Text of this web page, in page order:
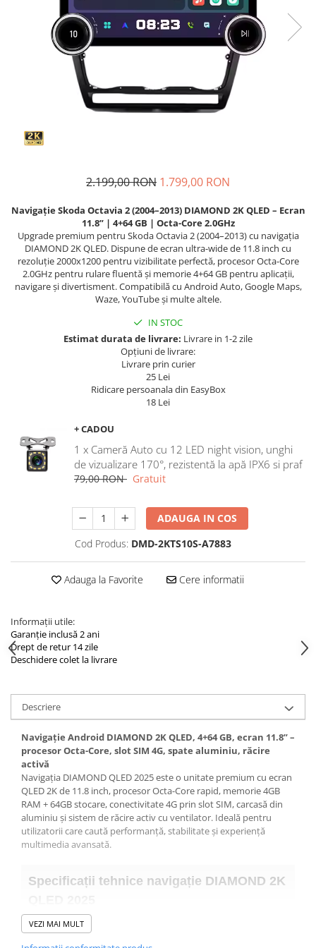
Navigatii Fiat
Navigatii Nissan
Navigatii Citroen
Navigatii Suzuki
Navigatii Mitsubishi
Navigatii KIA
Navigatii Mazda
Navigatii Smart
Navigatii Chevrolet
Navigatii Honda
Navigatii Jeep
Navigatii Porsche
Navigatii Iveco
2.199,00 RON 1.799,00 RON
Navigație Skoda Octavia 2 (2004–2013) DIAMOND 2K QLED – Ecran
11.8” | 4+64 GB | Octa-Core 2.0GHz
Upgrade premium pentru Skoda Octavia 2 (2004–2013) cu navigația
DIAMOND 2K QLED. Dispune de ecran ultra-wide de 11.8 inch cu
rezoluție 2000x1200 pentru vizibilitate perfectă, procesor Octa-Core
2.0GHz pentru rulare fluentă și memorie 4+64 GB pentru aplicații,
navigare și divertisment. Compatibilă cu Android Auto, Google Maps,
Waze, YouTube și multe altele.
IN STOC
Estimat durata de livrare: Livrare in 1-2 zile
Opțiuni de livrare:
Livrare prin curier
25 Lei
Ridicare persoanala din EasyBox
18 Lei
+ CADOU
1 x Cameră Auto cu 12 LED night vision, unghi
de vizualizare 170°, rezistentă la apă IPX6 si praf
79,00 RON Gratuit
ADAUGA IN COS
Cod Produs: DMD-2KTS10S-A7883
Adauga la Favorite Cere informatii
Informații utile:
Garanție inclusă 2 ani
Drept de retur 14 zile
Deschidere colet la livrare
Descriere
Navigație Android DIAMOND 2K QLED, 4+64 GB, ecran 11.8” –
procesor Octa-Core, slot SIM 4G, spate aluminiu, răcire
activă
Navigația DIAMOND QLED 2025 este o unitate premium cu ecran
QLED 2K de 11.8 inch, procesor Octa-Core rapid, memorie 4GB
RAM + 64GB stocare, conectivitate 4G prin slot SIM, carcasă din
aluminiu și sistem de răcire activ cu ventilator. Ideală pentru
utilizatorii care caută performanță, stabilitate și experiență
multimedia avansată.
Specificații tehnice navigație DIAMOND 2K
Ecran
VEZI MAI MULT